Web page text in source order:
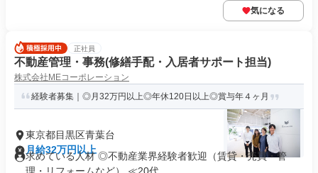
気になる
正社員
不動産管理・事務(修繕手配・入居者サポート担当)
株式会社MEコーポレーション
経験者募集｜◎月32万円以上◎年休120日以上◎賞与年４ヶ月
東京都目黒区青葉台
月給32万円以上
求めている人材 ◎不動産業界経験者歓迎（賃貸・売買・管